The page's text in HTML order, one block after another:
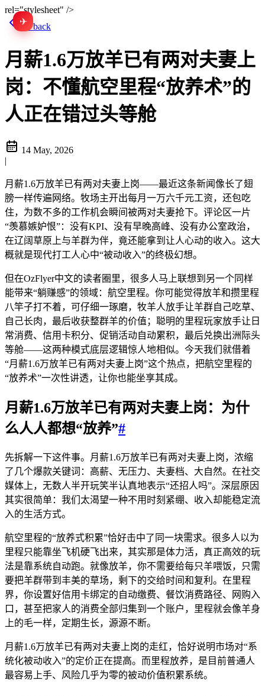
rel="stylesheet" />
✈
Go back
月薪1.6万放羊已有两对夫妻上
岗：不懂航空里程“放养术”的
人正在错过头等舱
14 May, 2026
|
月薪1.6万放羊已有两对夫妻上岗——最近这条新闻像长了翅
膀一样传遍网络。牧场主开出每月一万六千元工资，还包吃
住，为数不多的工作机会瞬间被两对夫妻抢下。评论区一片
“羡慕嫉妒恨”：没有KPI、没有早晚高峰、没有办公室政治，
在辽阔草原上与羊群为伴，竟还能拿到让人心动的收入。这大
概就是现代打工人心中“被动收入”的终极幻想。
但在OzFlyer中文的读者圈里，很多人马上联想到另一个同样
能带来“躺赚感”的领域：航空里程。你可能觉得放羊和攒里程
八竿子打不着，可仔细一琢磨，牧羊人放手让羊群自己吃草、
自己长肉，最后收获整群羊的价值；聪明的里程玩家放手让日
常消费、信用卡积分、促销活动自动累积，最后兑换出洲际头
等舱——这两种模式底层逻辑惊人地相似。今天我们就借着
“月薪1.6万放羊已有两对夫妻上岗”这个热点，把航空里程的
“放养术”一次性讲透，让你也能坐享其成。
月薪1.6万放羊已有两对夫妻上岗：为什
么人人都想“放养”#
先拆解一下这件事。月薪1.6万放羊已有两对夫妻上岗，浓缩
了几个爆款关键词：高薪、无压力、夫妻档、大自然。在社交
媒体上，无数人半开玩笑半认真地表示“还招人吗”。深层原因
其实很简单：我们太渴望一种不用时刻紧绷、收入却能稳定流
入的生活方式。
航空里程的“放养式积累”恰好击中了同一块需求。很多人以为
里程只能靠坐飞机硬飞出来，其实那是体力活，真正高效的玩
法是靠系统自动跑。就像放羊，你不需要给每只羊喂饭，只需
要把羊群带到丰美的草场，剩下的交给时间和复利。在里程
界，你设置好信用卡绑定的自动缴费、餐饮消费路径、网购入
口，甚至把家人的消费全部归集到一个账户，里程就会像羊身
上的毛一样，定期生长，源源不断。
月薪1.6万放羊已有两对夫妻上岗的走红，恰好说明市场对“系
统化被动收入”的定价正在提高。而里程放养，是目前普通人
最容易上手、风险几乎为零的被动价值积累系统。